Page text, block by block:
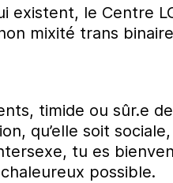
existent, le Centre
mixité trans
timide ou sûr.e
qu’elle soit
tu es
possible.